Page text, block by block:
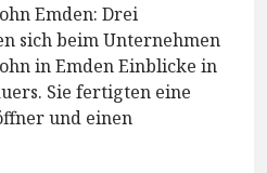
Emden: Drei
sich beim Unternehmen
in Emden Einblicke in
Sie fertigten eine
und einen